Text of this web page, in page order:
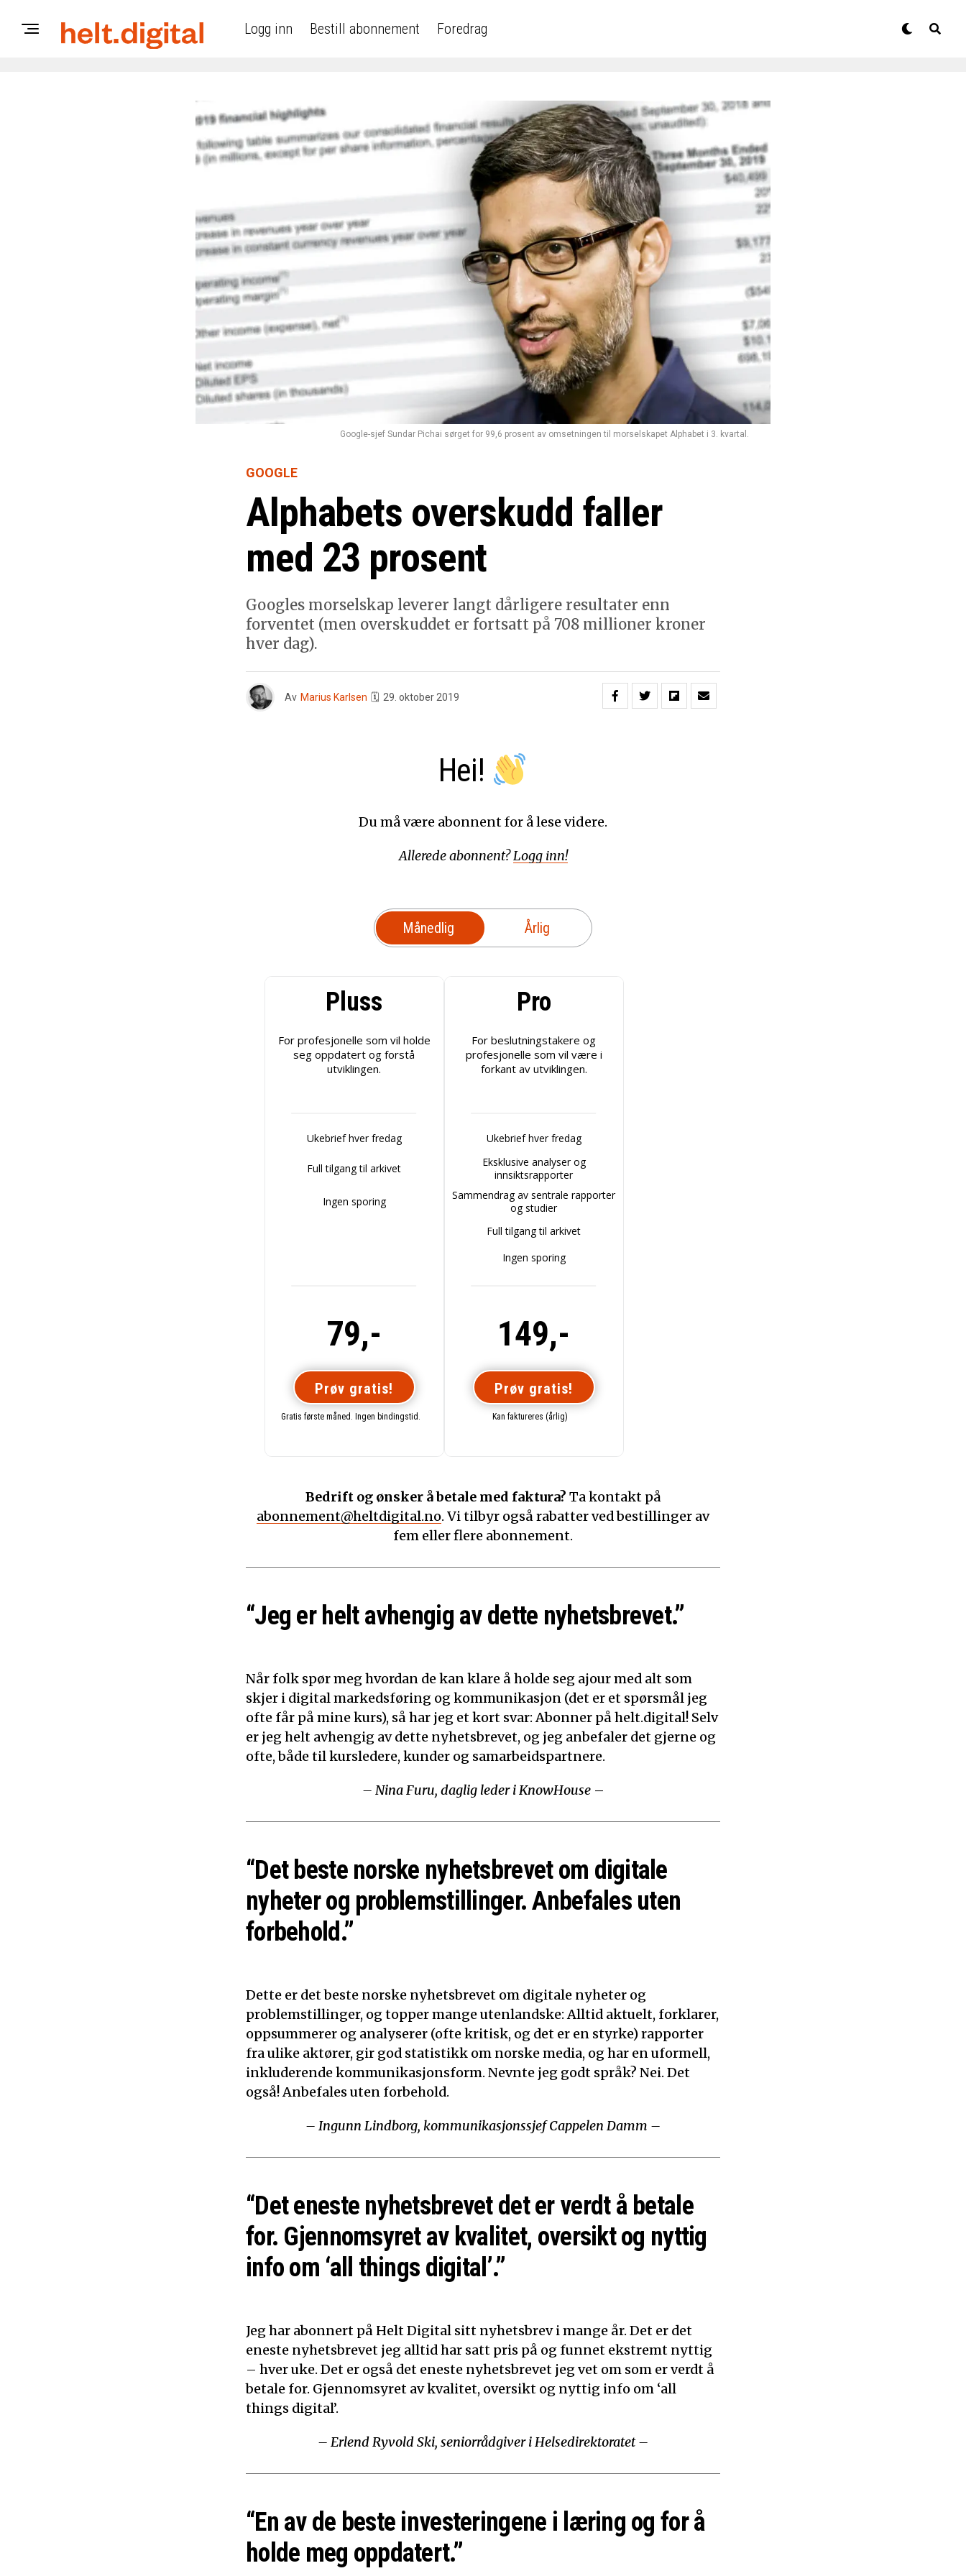
Logg inn Bestill abonnement Foredrag
Google-sjef Sundar Pichai sørget for 99,6 prosent av omsetningen til morselskapet Alphabet i 3. kvartal.
GOOGLE
Alphabets overskudd faller
med 23 prosent
Googles morselskap leverer langt dårligere resultater enn
forventet (men overskuddet er fortsatt på 708 millioner kroner
hver dag).
Av Marius Karlsen 🗓 29. oktober 2019
Hei!
Du må være abonnent for å lese videre.
Allerede abonnent?Logg inn!
Månedlig Årlig
Pluss
For profesjonelle som vil holde
seg oppdatert og forstå
utviklingen.
Ukebrief hver fredag
Full tilgang til arkivet
Ingen sporing
79,-
Prøv gratis!
Gratis første måned. Ingen bindingstid.
Pro
For beslutningstakere og
profesjonelle som vil være i
forkant av utviklingen.
Ukebrief hver fredag
Eksklusive analyser og
innsiktsrapporter
Sammendrag av sentrale rapporter
og studier
Full tilgang til arkivet
Ingen sporing
149,-
Prøv gratis!
Kan faktureres (årlig)
Bedrift og ønsker å betale med faktura? Ta kontakt på
abonnement@heltdigital.no. Vi tilbyr også rabatter ved bestillinger av
fem eller flere abonnement.
“Jeg er helt avhengig av dette nyhetsbrevet.”
Når folk spør meg hvordan de kan klare å holde seg ajour med alt som
skjer i digital markedsføring og kommunikasjon (det er et spørsmål jeg
ofte får på mine kurs), så har jeg et kort svar: Abonner på helt.digital! Selv
er jeg helt avhengig av dette nyhetsbrevet, og jeg anbefaler det gjerne og
ofte, både til kursledere, kunder og samarbeidspartnere.
– Nina Furu, daglig leder i KnowHouse–
“Det beste norske nyhetsbrevet om digitale
nyheter og problemstillinger. Anbefales uten
forbehold.”
Dette er det beste norske nyhetsbrevet om digitale nyheter og
problemstillinger, og topper mange utenlandske: Alltid aktuelt, forklarer,
oppsummerer og analyserer (ofte kritisk, og det er en styrke) rapporter
fra ulike aktører, gir god statistikk om norske media, og har en uformell,
inkluderende kommunikasjonsform. Nevnte jeg godt språk? Nei. Det
også! Anbefales uten forbehold.
– Ingunn Lindborg, kommunikasjonssjef Cappelen Damm –
“Det eneste nyhetsbrevet det er verdt å betale
for. Gjennomsyret av kvalitet, oversikt og nyttig
info om ‘all things digital’.”
Jeg har abonnert på Helt Digital sitt nyhetsbrev i mange år. Det er det
eneste nyhetsbrevet jeg alltid har satt pris på og funnet ekstremt nyttig
– hver uke. Det er også det eneste nyhetsbrevet jeg vet om som er verdt å
betale for. Gjennomsyret av kvalitet, oversikt og nyttig info om ‘all
things digital’.
– Erlend Ryvold Ski, seniorrådgiver i Helsedirektoratet –
“En av de beste investeringene i læring og for å
holde meg oppdatert.”